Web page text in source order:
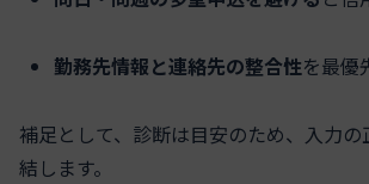
勤務先情報と連絡先の整合性を最優
補足として、診断は目安のため、入力
結します。